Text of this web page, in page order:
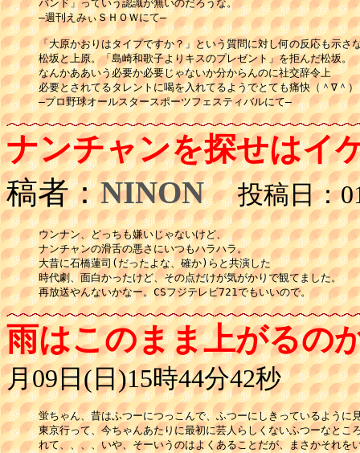
バンド」っていう認識が無いのだろうな。
―週刊えみぃＳＨＯＷにて―
「大原かおりはタイプですか？」という質問に対し何の反応も示さ
松坂と上原。「島崎和歌子よりキスのプレゼント」を拒んだ松坂。
なんかああいう必要か必要じゃないか分からんのに社交辞令上
必要とされてるタレントに喝を入れてるようでとても痛快（＾∇＾）
ナンチャンを探せはイ
稿者：NINON 投稿日：01
ウンナン、どっちも嫌いじゃないけど、
ナンチャンの滑舌の悪さにいつもハラハラ。
大昔に石橋蓮司(だったよな、確か)らと共演した
時代劇、面白かったけど、その点だけが気がかりで観てました。
再放送やんないかなー。CSフジテレビ721でもいいので。
雨はこのまま上がるの
月09日(日)15時44分42秒
蛍ちゃん、昔はふつーにつっこんで、ふつーにしきっているように
東京行って、今ちゃんあたりに最初に芸人らしくないふつーなとこ
れて、、、、いや、そーいうのはよくあることだが、まさかそれを